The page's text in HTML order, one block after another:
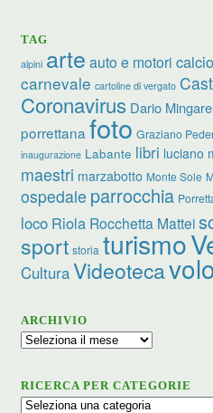
TAG
alpini arte auto e motori calcio
carnevale cartoline di vergato
Coronavirus Dario
porrettana foto Graziano
inaugurazione Labante libri luciano
maestri marzabotto Monte Sole
ospedale parrocchia
loco Riola Rocchetta Mattei
sport storia turismo
CulturaVideoteca
ARCHIVIO
Archivio
RICERCA PER CATEGORIE
Ricerca